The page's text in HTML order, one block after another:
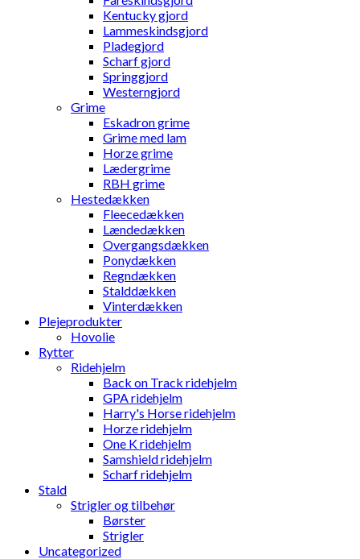
Kentucky gjord
Lammeskindsgjord
Pladegjord
Scharf gjord
Springgjord
Westerngjord
Grime
Eskadron grime
Grime med lam
Horze grime
Lædergrime
RBH grime
Hestedækken
Fleecedækken
Lændedækken
Overgangsdækken
Ponydækken
Regndækken
Stalddækken
Vinterdækken
Plejeprodukter
Hovolie
Rytter
Ridehjelm
Back on Track ridehjelm
GPA ridehjelm
Harry's Horse ridehjelm
Horze ridehjelm
One K ridehjelm
Samshield ridehjelm
Scharf ridehjelm
Stald
Strigler og tilbehør
Børster
Strigler
Uncategorized